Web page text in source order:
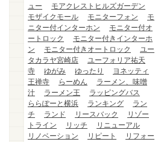
ュー
モアクレストヒルズガーデン
モザイクモール
モニターフォン
モ
ニター付インターホン
モニター付オ
ートロック
モニター付きインターホ
ン
モニター付きオートロック
ユー
タカラヤ宮崎店
ユーフォリア祐天
寺
ゆがみ ゆったり
ヨネッティ
王禅寺
らーめん
ラーメン、味噌
汁
ラーメン王
ラッピングバス
ららぽーと横浜
ランキング
ラン
チ
ランド リースバック
リゾー
トライン
リッチ
リニューアル
リノベーション
リピート
リフォー